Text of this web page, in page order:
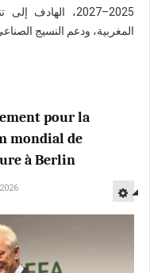
2025–2027،
المغربية، ودعم النسيج
pour la
mondial de
à Berlin